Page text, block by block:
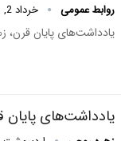
روابط عمومی خرداد 2, 1401
یادداشت‌های پایان قرن، زهره روحی،
یادداشت‌های پایان